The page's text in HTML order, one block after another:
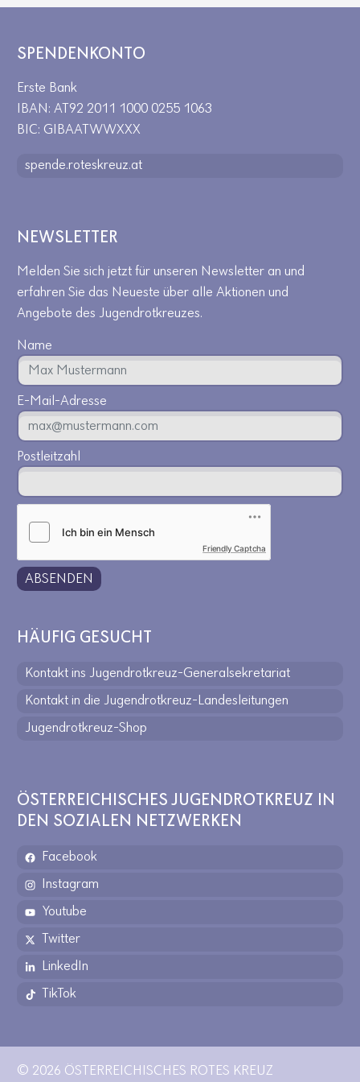
SPENDENKONTO
Erste Bank
IBAN: AT92 2011 1000 0255 1063
BIC: GIBAATWWXXX
spende.roteskreuz.at
NEWSLETTER
Melden Sie sich jetzt für unseren Newsletter an und
erfahren Sie das Neueste über alle Aktionen und
Angebote des Jugendrotkreuzes.
Name
E-Mail-Adresse
Postleitzahl
Friendly Captcha
ABSENDEN
HÄUFIG GESUCHT
Kontakt ins Jugendrotkreuz-Generalsekretariat
Kontakt in die Jugendrotkreuz-Landesleitungen
Jugendrotkreuz-Shop
ÖSTERREICHISCHES JUGENDROTKREUZ IN
DEN SOZIALEN NETZWERKEN
Facebook
Instagram
Youtube
Twitter
LinkedIn
TikTok
© 2026 ÖSTERREICHISCHES ROTES KREUZ